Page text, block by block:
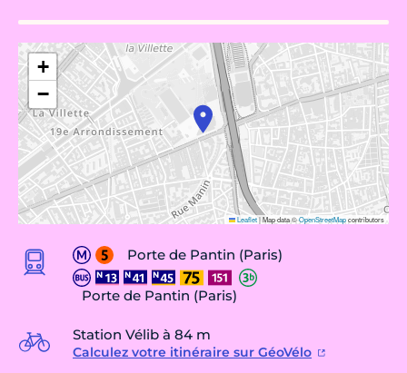
+
−
Leaflet|Map data ©OpenStreetMapcontributors
Porte de Pantin (Paris)
Porte de Pantin (Paris)
Station Vélib à 84 m
Calculez votre itinéraire sur GéoVélo